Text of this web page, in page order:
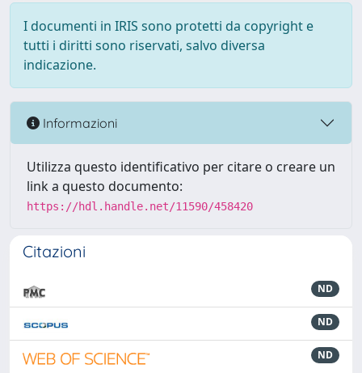
I documenti in IRIS sono protetti da copyright e
tutti i diritti sono riservati, salvo diversa
indicazione.
Informazioni
Utilizza questo identificativo per citare o creare un
link a questo documento:
https://hdl.handle.net/11590/458420
Citazioni
ND
ND
ND